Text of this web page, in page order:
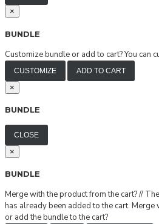
×
BUNDLE
Customize bundle or add to cart?You can
CUSTOMIZE ADD TO CART
×
BUNDLE
CLOSE
×
BUNDLE
Merge with the product from the cart?//
has already been added to the cart.
or add the bundle to the cart?